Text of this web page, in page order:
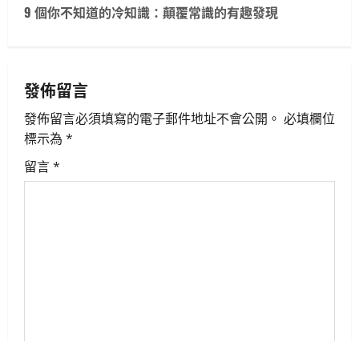
a
v
i
9 個你不知道的冷知識：顛覆常識的有趣發現
發佈留言
發佈留言必須填寫的電子郵件地址不會公開。 必填欄位
標示為 *
留言*